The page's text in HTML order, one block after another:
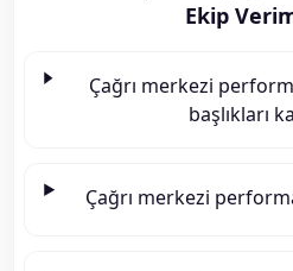
Ekip
Çağrı merkezi
başlıkları
Çağrı merkezi